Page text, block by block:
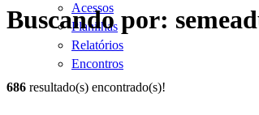
Acessos
Planilhas
Relatórios
Encontros
Buscando por:
686 resultado(s) encontrado(s)!